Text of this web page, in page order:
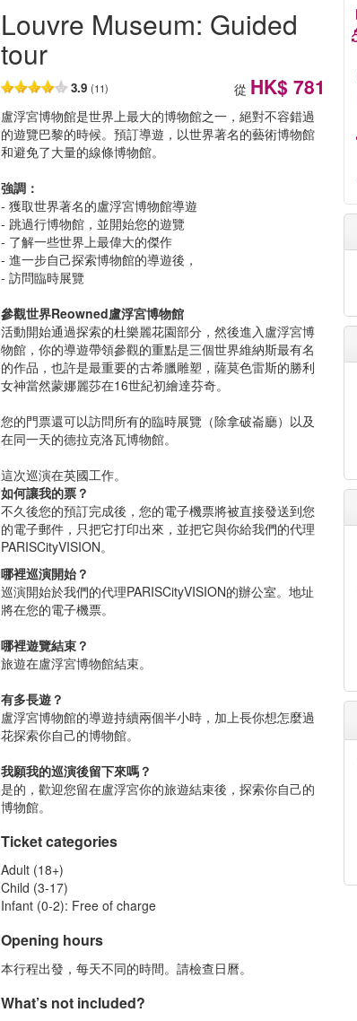
Louvre Museum: Guided
tour
3.9(11) 從 HK$ 781
盧浮宮博物館是世界上最大的博物館之一，絕對不容錯過
的遊覽巴黎的時候。預訂導遊，以世界著名的藝術博物館
和避免了大量的線條博物館。
強調：
- 獲取世界著名的盧浮宮博物館導遊
- 跳過行博物館，並開始您的遊覽
- 了解一些世界上最偉大的傑作
- 進一步自己探索博物館的導遊後，
- 訪問臨時展覽
參觀世界Reowned盧浮宮博物館
活動開始通過探索的杜樂麗花園部分，然後進入盧浮宮博
物館，你的導遊帶領參觀的重點是三個世界維納斯最有名
的作品，也許是最重要的古希臘雕塑，薩莫色雷斯的勝利
女神當然蒙娜麗莎在16世紀初繪達芬奇。
您的門票還可以訪問所有的臨時展覽（除拿破崙廳）以及
在同一天的德拉克洛瓦博物館。
這次巡演在英國工作。
如何讓我的票？
不久後您的預訂完成後，您的電子機票將被直接發送到您
的電子郵件，只把它打印出來，並把它與你給我們的代理
PARISCityVISION。
哪裡巡演開始？
巡演開始於我們的代理PARISCityVISION的辦公室。地址
將在您的電子機票。
哪裡遊覽結束？
旅遊在盧浮宮博物館結束。
有多長遊？
盧浮宮博物館的導遊持續兩個半小時，加上長你想怎麼過
花探索你自己的博物館。
我願我的巡演後留下來嗎？
是的，歡迎您留在盧浮宮你的旅遊結束後，探索你自己的
博物館。
Ticket categories
Adult (18+)
Child (3-17)
Infant (0-2): Free of charge
Opening hours
本行程出發，每天不同的時間。請檢查日曆。
What’s not included?